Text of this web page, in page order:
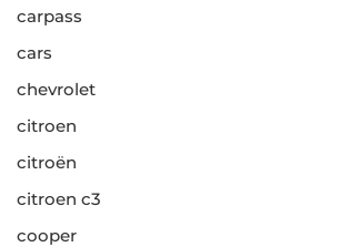
carpass
cars
chevrolet
citroen
citroën
citroen c3
cooper